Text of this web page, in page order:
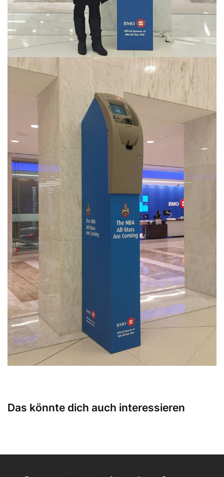
Das könnte dich auch interessieren